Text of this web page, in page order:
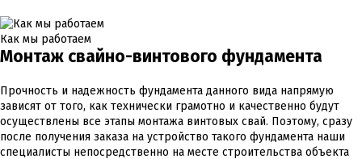
Как мы работаем
Монтаж свайно-винтового фундамента
Прочность и надежность фундамента данного вида напрямую
зависят от того, как технически грамотно и качественно будут
осуществлены все этапы монтажа винтовых свай. Поэтому, сразу
после получения заказа на устройство такого фундамента наши
специалисты непосредственно на месте строительства объекта